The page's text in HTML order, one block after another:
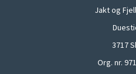
Jakt og
3717
Org. nr.